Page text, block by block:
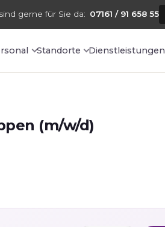
gerne für Sie da: 07161 / 91 658 55
Standorte Dienstleistungen
(m/w/d)